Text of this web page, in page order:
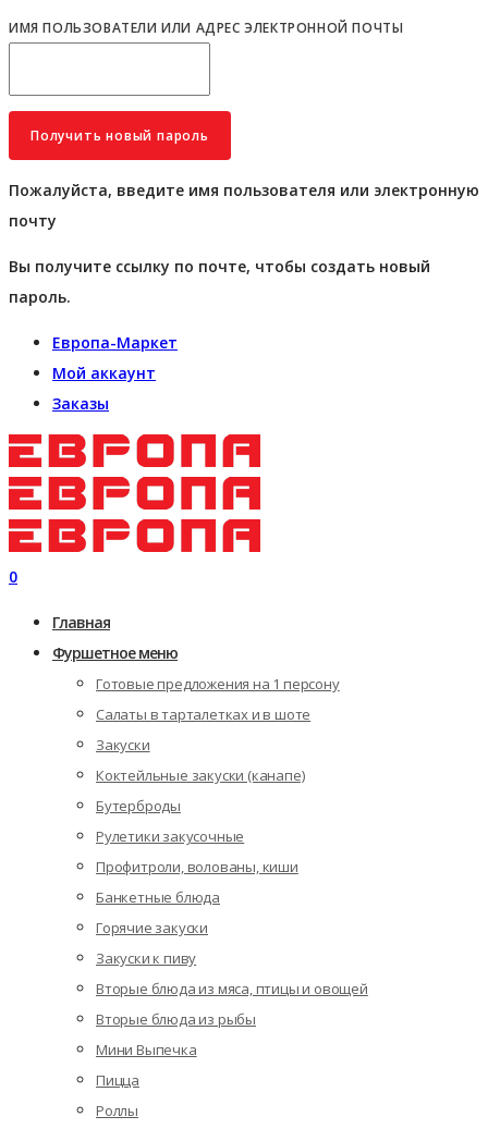
ИМЯ ПОЛЬЗОВАТЕЛИ ИЛИ АДРЕС ЭЛЕКТРОННОЙ ПОЧТЫ
Пожалуйста, введите имя пользователя или электронную
почту
Вы получите ссылку по почте, чтобы создать новый
пароль.
Европа-Маркет
Мой аккаунт
Заказы
0
Главная
Фуршетное меню
Готовые предложения на 1 персону
Салаты в тарталетках и в шоте
Закуски
Коктейльные закуски (канапе)
Бутерброды
Рулетики закусочные
Профитроли, волованы, киши
Банкетные блюда
Горячие закуски
Закуски к пиву
Вторые блюда из мяса, птицы и овощей
Вторые блюда из рыбы
Мини Выпечка
Пицца
Роллы